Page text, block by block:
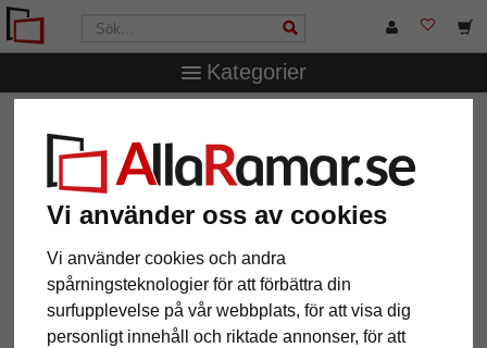
Vi använder oss av cookies
Vi använder cookies och andra
spårningsteknologier för att förbättra din
surfupplevelse på vår webbplats, för att visa dig
personligt innehåll och riktade annonser, för att
Kategorier
Skuggfogsram profil 227
Skuggfogsram profil 227